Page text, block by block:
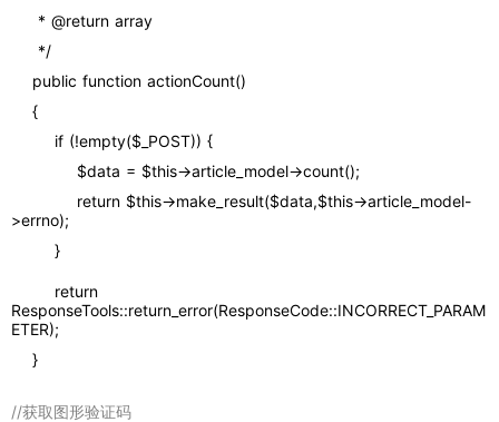
     * @return array
     */
    public function actionCount()
    {
        if (!empty($_POST)) {
            $data = $this->article_model->count();
>errno);
        }
ResponseTools::return_error(ResponseCode::INCORRECT_PARAM
ETER);
    }
//获取图形验证码